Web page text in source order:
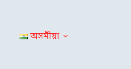
অসমীয়া